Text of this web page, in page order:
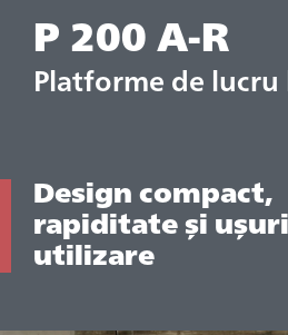
P 200 A-R
Platforme de
Design compact,
rapiditate și
utilizare